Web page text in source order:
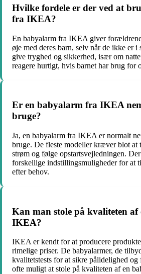
Hvilke fordele er der ved at
fra IKEA?
En babyalarm fra IKEA giver
øje med deres barn, selv når de ikke er i
give tryghed og sikkerhed, især om
reagere hurtigt, hvis barnet har brug for
Er en babyalarm fra IKEA
bruge?
Ja, en babyalarm fra IKEA er normalt
bruge. De fleste modeller kræver blot at
strøm og følge opstartsvejledningen.
forskellige indstillingsmuligheder for at
efter behov.
Kan man stole på kvaliteten
IKEA?
IKEA er kendt for at producere
rimelige priser. De babyalarmer, de
kvalitetstests for at sikre pålidelighed
ofte muligt at stole på kvaliteten af en